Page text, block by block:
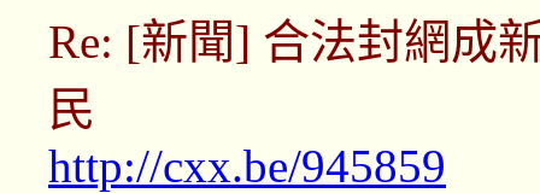
Re: [新聞] 合法封網
民
http://cxx.be/945859